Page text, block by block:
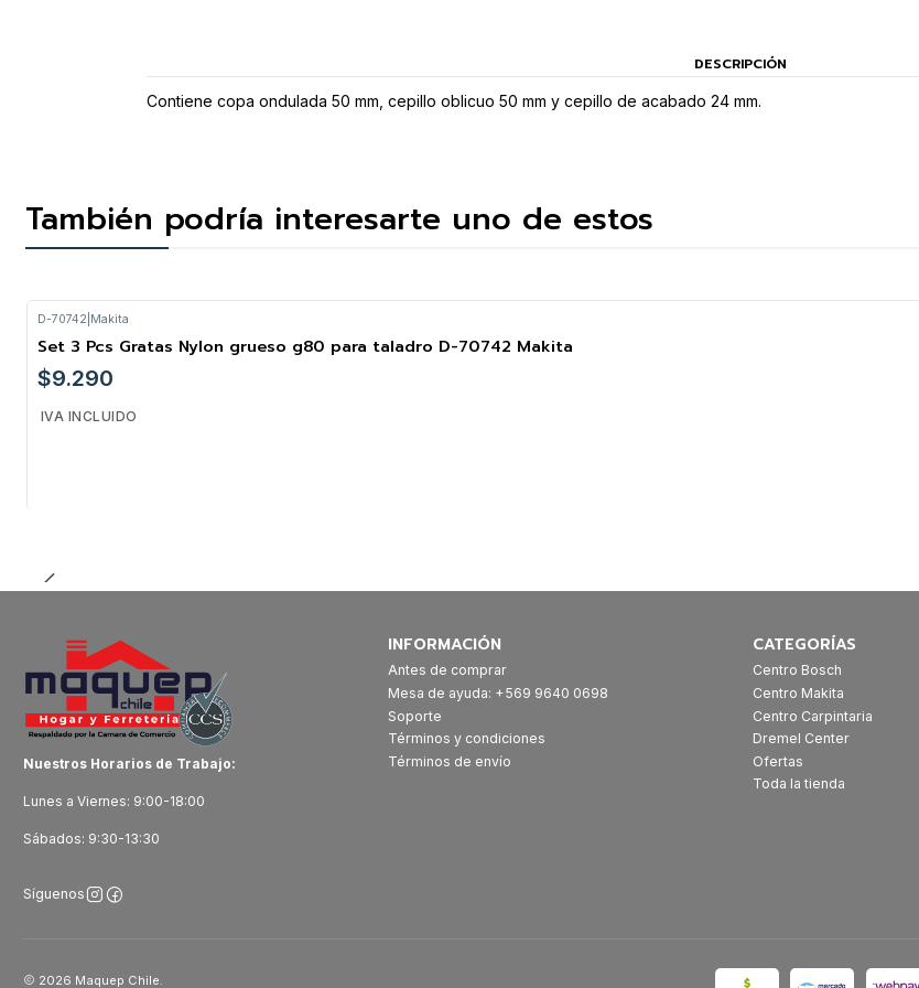
DESCRIPCIÓN
Contiene copa ondulada 50 mm, cepillo oblicuo 50 mm y cepillo de acabado 24 mm.
También podría interesarte uno de estos
D-70742 Makita
Set 3 Pcs Gratas Nylon grueso g80 para taladro D-70742 Makita
$9.290
IVA INCLUIDO
Nuestros Horarios de Trabajo:
Lunes a Viernes: 9:00-18:00
Sábados: 9:30-13:30
Síguenos
INFORMACIÓN
Antes de comprar
Mesa de ayuda: +569 9640 0698
Soporte
Términos y condiciones
Términos de envío
CATEGORÍAS
Centro Bosch
Centro Makita
Centro Carpintaria
Dremel Center
Ofertas
Toda la tienda
2026 Maquep Chile.